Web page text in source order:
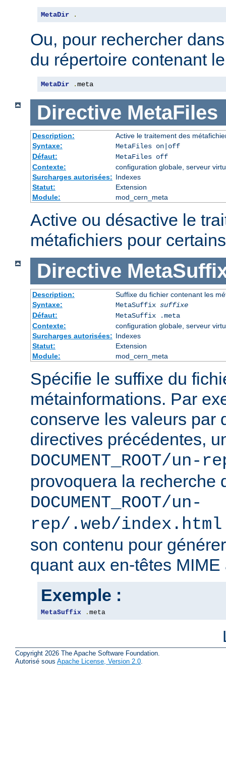
MetaDir .
Ou, pour rechercher
du répertoire contenant
MetaDir .meta
Directive MetaFiles
Description:
Active le traitement des
Syntaxe:
MetaFiles on|off
Défaut:
MetaFiles off
Contexte:
configuration globale, serveur
Surcharges autorisées: Indexes
Statut:
Extension
Module:
mod_cern_meta
Active ou désactive le
métafichiers pour
Directive
Description:
Suffixe du fichier contenant les
Syntaxe:
MetaSuffix suffixe
Défaut:
MetaSuffix .meta
Contexte:
configuration globale, serveur
Surcharges autorisées: Indexes
Statut:
Extension
Module:
mod_cern_meta
Spécifie le suffixe du
métainformations. Par
conserve les valeurs par
directives précédentes,
DOCUMENT_ROOT/
provoquera la recherche
DOCUMENT_ROOT/un-
rep/.web/
son contenu pour
quant aux en-têtes
Exemple :
MetaSuffix . meta
Copyright 2026 The Apache Software Foundation.
Autorisé sous Apache License, Version 2.0.